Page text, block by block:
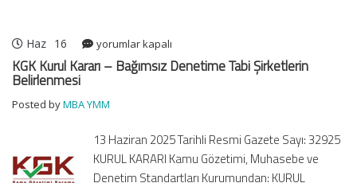
Haz 16
KGK
Kurul
Bağımsız
Tabi
Şirketlerin
Belirlenmesi
yorumlar kapalı
KGK Kurul Kararı – Bağımsız Denetime Tabi Şirketlerin
Belirlenmesi
Posted byMBA YMM
13 Haziran 2025 Tarihli Resmi Gazete Sayı: 32925
KURUL KARARI Kamu Gözetimi, Muhasebe ve
Denetim Standartları Kurumundan: KURUL